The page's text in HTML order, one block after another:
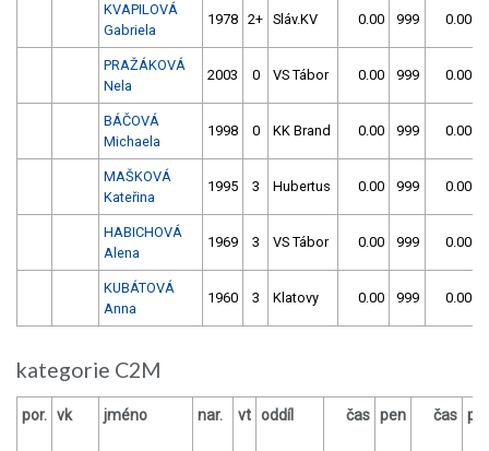
KVAPILOVÁ
Gabriela
1978 2+ Sláv.KV 0.00 999 0.00
PRAŽÁKOVÁ
Nela
2003 0 VS Tábor 0.00 999 0.00
BÁČOVÁ
Michaela
1998 0 KK Brand 0.00 999 0.00
MAŠKOVÁ
Kateřina
1995 3 Hubertus 0.00 999 0.00
HABICHOVÁ
Alena
1969 3 VS Tábor 0.00 999 0.00
KUBÁTOVÁ
Anna
1960 3 Klatovy 0.00 999 0.00
kategorie C2M
por. vk jméno nar. vt oddíl čas pen čas